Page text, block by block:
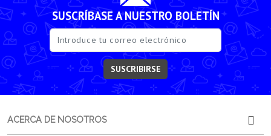
SUSCRÍBASE A NUESTRO BOLETÍN
SUSCRIBIRSE
ACERCA DE NOSOTROS